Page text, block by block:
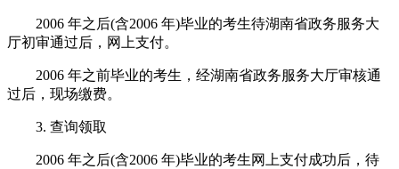
2006 年之后(含2006 年)毕业的考生待湖南省政务服务大
厅初审通过后，网上支付。
2006 年之前毕业的考生，经湖南省政务服务大厅审核通
过后，现场缴费。
3. 查询领取
2006 年之后(含2006 年)毕业的考生网上支付成功后，待